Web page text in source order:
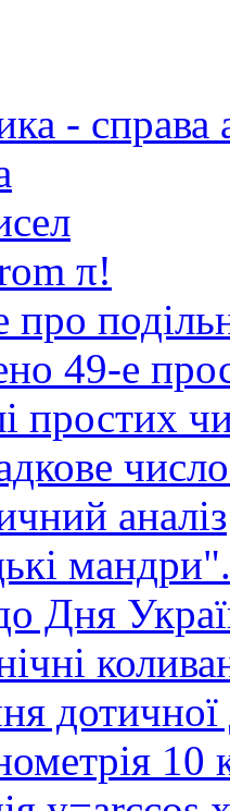
- справа
π!
про
49-е
простих
аналіз
Дня
10